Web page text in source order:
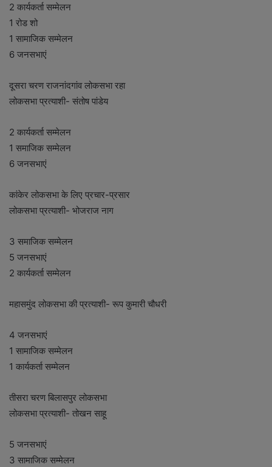
2 कार्यकर्ता सम्मेलन
1 रोड शो
1 सामाजिक सम्मेलन
6 जनसभाएं
दूसरा चरण राजनांदगांव लोकसभा रहा
लोकसभा प्रत्याशी- संतोष पांडेय
2 कार्यकर्ता सम्मेलन
1 समाजिक सम्मेलन
6 जनसभाएं
कांकेर लोकसभा के लिए प्रचार-प्रसार
लोकसभा प्रत्याशी- भोजराज नाग
3 समाजिक सम्मेलन
5 जनसभाएं
2 कार्यकर्ता सम्मेलन
महासमुंद लोकसभा की प्रत्याशी- रूप कुमारी चौधरी
4 जनसभाएं
1 सामाजिक सम्मेलन
1 कार्यकर्ता सम्मेलन
तीसरा चरण बिलासपुर लोकसभा
लोकसभा प्रत्याशी- तोखन साहू
5 जनसभाएं
3 सामाजिक सम्मेलन